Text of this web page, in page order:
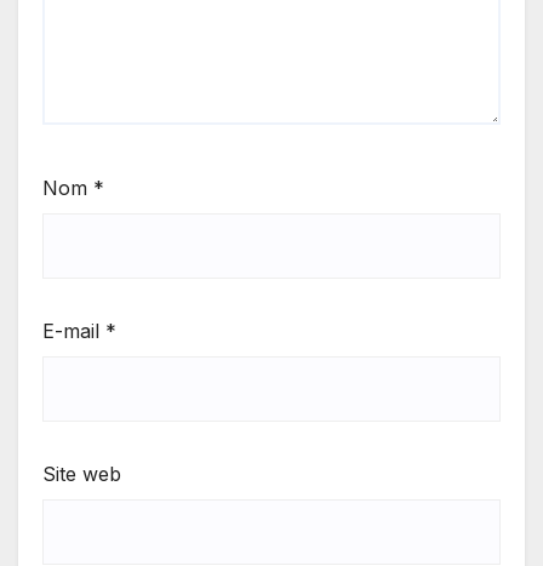
Nom *
E-mail *
Site web